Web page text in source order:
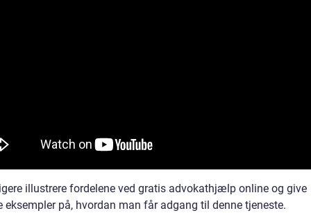
illustrere fordelene ved gratis advokathjælp online og give
eksempler på, hvordan man får adgang til denne tjeneste.